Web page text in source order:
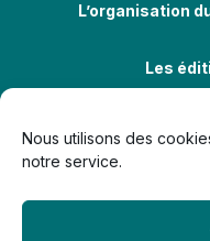
Nous utilisons des
notre service.
L’organisation
Les
Politique de